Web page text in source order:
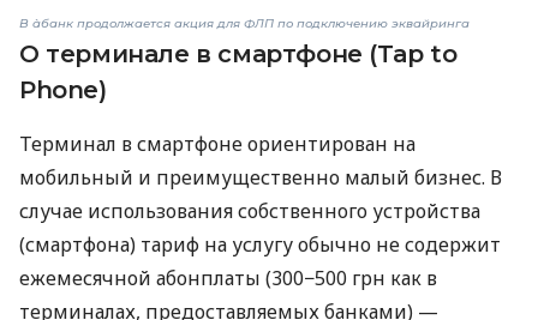
В àбанк продолжается акция для ФЛП по подключению эквайринга
О терминале в смартфоне (Tap to
Phone)
Терминал в смартфоне ориентирован на
мобильный и преимущественно малый бизнес. В
случае использования собственного устройства
(смартфона) тариф на услугу обычно не содержит
ежемесячной абонплаты (300−500 грн как в
терминалах, предоставляемых банками) —